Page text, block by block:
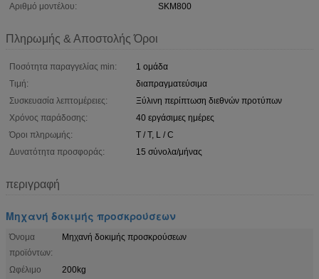
Αριθμό μοντέλου:
SKM800
Πληρωμής & Αποστολής Όροι
Ποσότητα παραγγελίας min:
1 ομάδα
Τιμή:
διαπραγματεύσιμα
Συσκευασία λεπτομέρειες:
Ξύλινη περίπτωση διεθνών προτύπων
Χρόνος παράδοσης:
40 εργάσιμες ημέρες
Όροι πληρωμής:
T / T, L / C
Δυνατότητα προσφοράς:
15 σύνολα/μήνας
περιγραφή
Μηχανή δοκιμής προσκρούσεων
Όνομα
προϊόντων:
Μηχανή δοκιμής προσκρούσεων
Ωφέλιμο
200kg